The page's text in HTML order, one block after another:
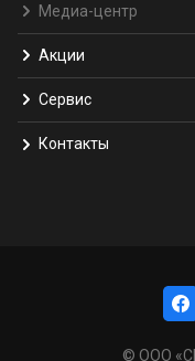
Медиа-центр
Акции
Сервис
Контакты
© ООО